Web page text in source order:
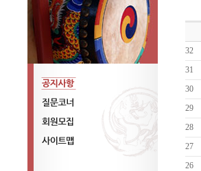
공지사항
질문코너
회원모집
32
31
30
29
28
27
26